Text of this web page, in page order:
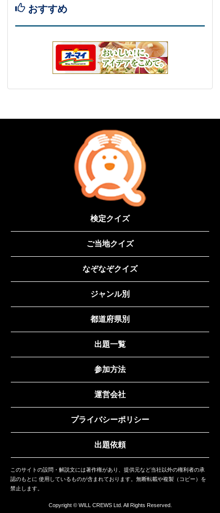
おすすめ
検定クイズ
ご当地クイズ
なぞなぞクイズ
ジャンル別
都道府県別
出題一覧
参加方法
運営会社
プライバシーポリシー
出題依頼
このサイトの設問・解説文には著作権があり、提供元など当社以外の権利者の承
認のもとに 使用しているものが含まれております。無断転載や複製（コピー）を
禁止します。
Copyright © WILL CREWS Ltd. All Rights Reserved.